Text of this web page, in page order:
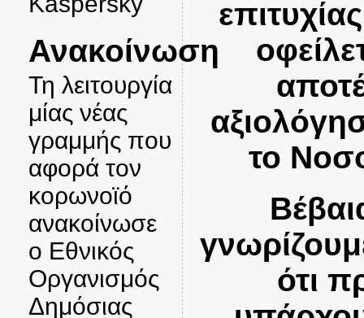
Ανακοίνωση
Τη λειτουργία
μίας νέας
γραμμής που
αφορά τον
κορωνοϊό
ανακοίνωσε
ο Εθνικός
Οργανισμός
Δημόσιας
το
ότι